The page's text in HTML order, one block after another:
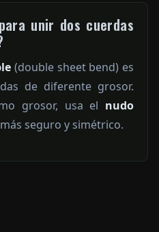
unir dos cuerdas
(double sheet bend) es
de diferente grosor.
grosor, usa el nudo
seguro y simétrico.